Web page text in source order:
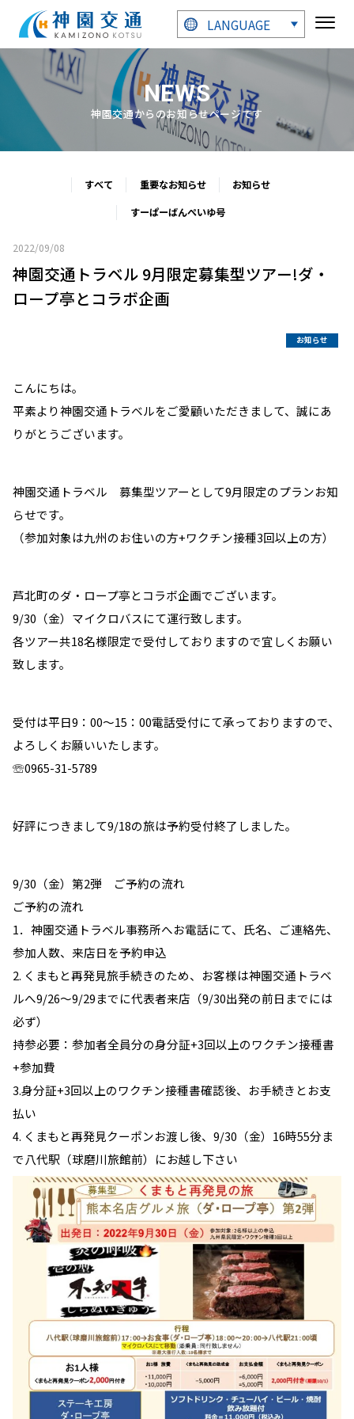
LANGUAGE
NEWS
神園交通からのお知らせページです
すべて 重要なお知らせ
お知らせ
すーぱーばんぺいゆ号
2022/09/08
神園交通トラベル 9月限定募集型ツアー!ダ・
ロープ亭とコラボ企画
お知らせ
こんにちは。
平素より神園交通トラベルをご愛顧いただきまして、誠にあ
りがとうございます。
神園交通トラベル 募集型ツアーとして9月限定のプランお知
らせです。
（参加対象は九州のお住いの方+ワクチン接種3回以上の方）
芦北町のダ・ロープ亭とコラボ企画でございます。
9/30（金）マイクロバスにて運行致します。
各ツアー共18名様限定で受付しておりますので宜しくお願い
致します。
受付は平日9：00～15：00電話受付にて承っておりますので、
よろしくお願いいたします。
☏0965-31-5789
好評につきまして9/18の旅は予約受付終了しました。
9/30（金）第2弾 ご予約の流れ
ご予約の流れ
1．神園交通トラベル事務所へお電話にて、氏名、ご連絡先、
参加人数、来店日を予約申込
2. くまもと再発見旅手続きのため、お客様は神園交通トラベ
ルへ9/26～9/29までに代表者来店（9/30出発の前日までには
必ず）
持参必要：参加者全員分の身分証+3回以上のワクチン接種書
+参加費
3.身分証+3回以上のワクチン接種書確認後、お手続きとお支
払い
4. くまもと再発見クーポンお渡し後、9/30（金）16時55分ま
で八代駅（球磨川旅館前）にお越し下さい